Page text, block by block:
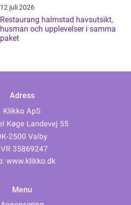
12 juli 2026
Restaurang halmstad havsutsikt,
husman och upplevelser i samma
paket
Adress
www.klikko.dk
Menu